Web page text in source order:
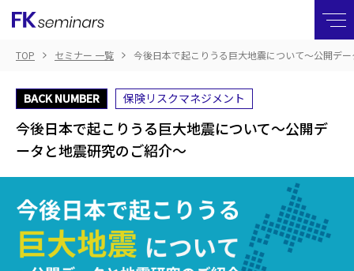
TOP セミナー 一覧 今後日本で起こりうる巨大地震について〜公開デ
BACK NUMBER 保険リスクマネジメント
今後日本で起こりうる巨大地震について〜公開デ
ータと地震研究のご紹介〜